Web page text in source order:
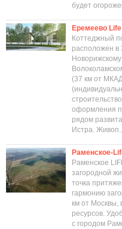
будет
Еремеево Life
Коттеджный
расположен в
(37 км от
оформления
рядом
Истра.
Раменское-
Раменское
загородной
точка
гармонию
км от Москвы,
ресурсов.
с городом